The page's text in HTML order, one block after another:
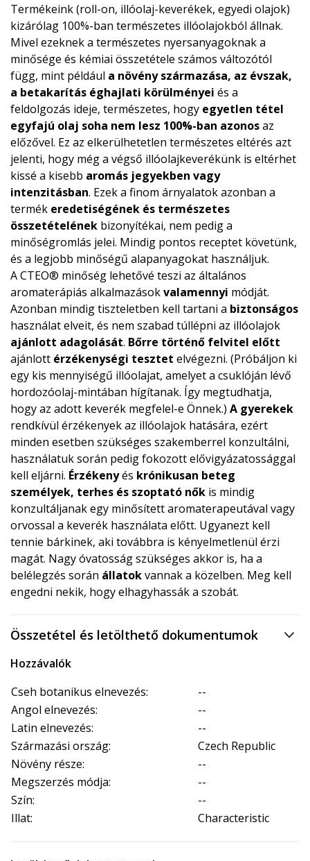
Termékeink (roll-on, illóolaj-keverékek, egyedi olajok)
kizárólag 100%-ban természetes illóolajokból állnak.
Mivel ezeknek a természetes nyersanyagoknak a
minősége és kémiai összetétele számos változótól
függ, mint például a növény származása, az évszak,
a betakarítás éghajlati körülményei és a
feldolgozás ideje, természetes, hogy egyetlen tétel
egyfajú olaj soha nem lesz 100%-ban azonosaz
előzővel. Ez az elkerülhetetlen természetes eltérés azt
jelenti, hogy még a végső illóolajkeverékünk is eltérhet
kissé a kisebb aromás jegyekben vagy
intenzitásban. Ezek a finom árnyalatok azonban a
termék eredetiségének és természetes
összetételének bizonyítékai, nem pedig a
minőségromlás jelei. Mindig pontos receptet követünk,
és a legjobb minőségű alapanyagokat használjuk.
A CTEO® minőség lehetővé teszi az általános
aromaterápiás alkalmazásokvalamennyi módját.
Azonban mindig tiszteletben kell tartani a biztonságos
használat elveit, és nem szabad túllépni az illóolajok
ajánlott adagolását. Bőrre történő felvitel előtt
ajánlott érzékenységi tesztet elvégezni. (Próbáljon ki
egy kis mennyiségű illóolajat, amelyet a csuklóján lévő
hordozóolaj-mintában hígítanak. Így megtudhatja,
hogy az adott keverék megfelel-e Önnek.) A gyerekek
rendkívül érzékenyek az illóolajok hatására, ezért
minden esetben szükséges szakemberrel konzultálni,
használatuk során pedig fokozott elővigyázatossággal
kell eljárni. Érzékenyés krónikusan beteg
személyek, terhes és szoptató nők is mindig
konzultáljanak egy minősített aromaterapeutával vagy
orvossal a keverék használata előtt. Ugyanezt kell
tennie bárkinek, aki továbbra is kényelmetlenül érzi
magát. Nagy óvatosság szükséges akkor is, ha a
belélegzés során állatokvannak a közelben. Meg kell
engedni nekik, hogy elhagyhassák a szobát.
Összetétel és letölthető dokumentumok
Hozzávalók
Cseh botanikus elnevezés:
--
Angol elnevezés:
--
Latin elnevezés:
--
Származási ország:
Czech Republic
Növény része:
--
Megszerzés módja:
--
Szín:
--
Illat:
Characteristic